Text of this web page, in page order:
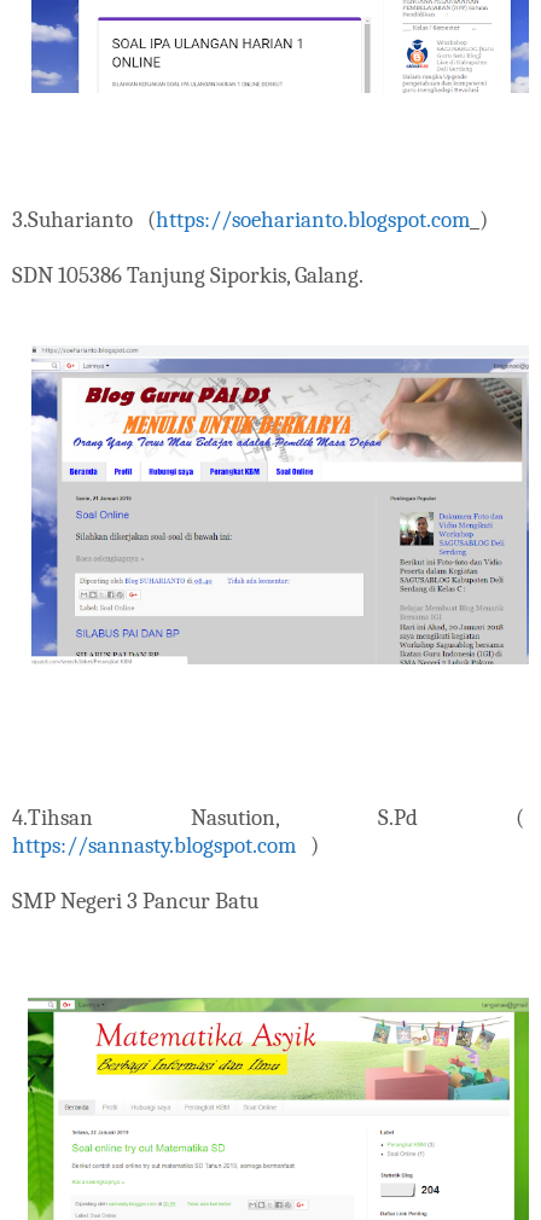
3.Suharianto (https://soeharianto.blogspot.com )
SDN 105386 Tanjung Siporkis, Galang.
4.Tihsan Nasution, S.Pd (
https://sannasty.blogspot.com )
SMP Negeri 3 Pancur Batu